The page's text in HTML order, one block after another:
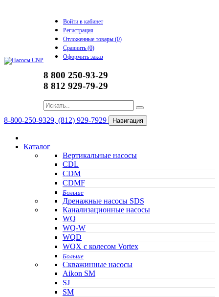
Войти в кабинет
Регистрация
Отложенные товары (0)
Сравнить (0)
Оформить заказ
8 800 250-93-29
8 812 929-79-29
8-800-250-9329, (812) 929-7929 Навигация
Каталог
Вертикальные насосы
CDL
CDM
CDMF
Больше
Дренажные насосы SDS
Канализационные насосы
WQ
WQ-W
WQD
WQX с колесом Vortex
Больше
Скважинные насосы
Aikon SM
SJ
SM